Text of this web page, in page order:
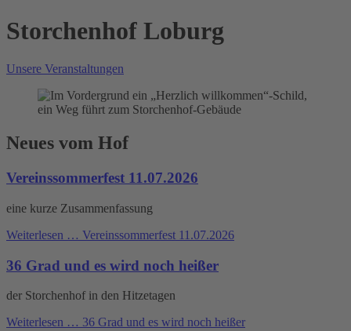
Storchenhof Loburg
Unsere Veranstaltungen
Neues vom Hof
Vereinssommerfest 11.07.2026
eine kurze Zusammenfassung
Weiterlesen … Vereinssommerfest 11.07.2026
36 Grad und es wird noch heißer
der Storchenhof in den Hitzetagen
Weiterlesen … 36 Grad und es wird noch heißer